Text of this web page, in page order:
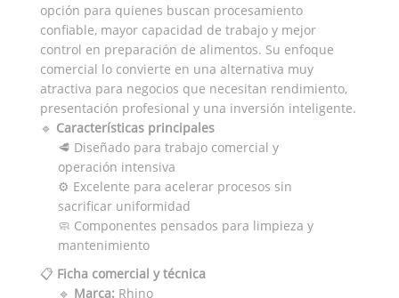
opción para quienes buscan procesamiento
confiable, mayor capacidad de trabajo y mejor
control en preparación de alimentos. Su enfoque
comercial lo convierte en una alternativa muy
atractiva para negocios que necesitan rendimiento,
presentación profesional y una inversión inteligente.
🔹 Características principales
🥩 Diseñado para trabajo comercial y
operación intensiva
⚙️ Excelente para acelerar procesos sin
sacrificar uniformidad
🧼 Componentes pensados para limpieza y
mantenimiento
📋 Ficha comercial y técnica
🔹 Marca: Rhino